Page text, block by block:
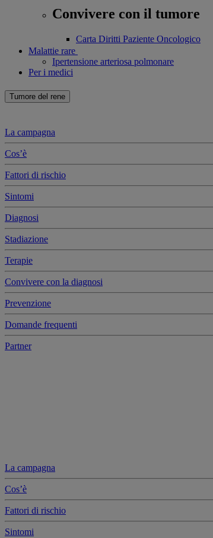
Convivere con il tumore
Carta Diritti Paziente Oncologico
Malattie rare
Ipertensione arteriosa polmonare
Per i medici
Tumore del rene
La campagna
Cos’è
Fattori di rischio
Sintomi
Diagnosi
Stadiazione
Terapie
Convivere con la diagnosi
Prevenzione
Domande frequenti
Partner
La campagna
Cos’è
Fattori di rischio
Sintomi